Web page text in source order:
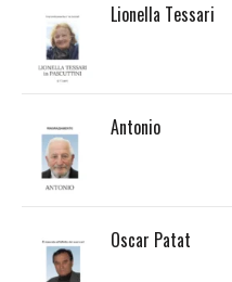
Lionella Tessari
Antonio
Oscar Patat